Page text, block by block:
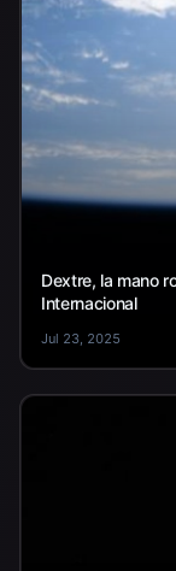
Dextre, la mano
Internacional
Jul 23, 2025